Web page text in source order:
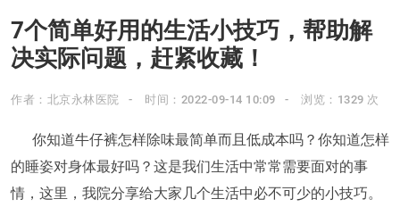
7个简单好用的生活小技巧，帮助解
决实际问题，赶紧收藏！
作者：北京永林医院 时间：2022-09-14 10:09 浏览：1329 次
你知道牛仔裤怎样除味最简单而且低成本吗？你知道怎样
的睡姿对身体最好吗？这是我们生活中常常需要面对的事
情，这里，我院分享给大家几个生活中必不可少的小技巧。